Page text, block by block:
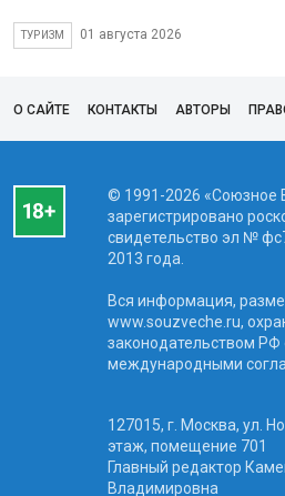
ТУРИЗМ 01 августа 2026
О САЙТЕ КОНТАКТЫ АВТОРЫ
© 1991-2026 «Союзное
зарегистрировано
свидетельство эл №
2013 года.
Вся информация,
www.souzveche.ru,
законодательством РФ
международными
127015, г. Москва, ул.
этаж, помещение 701
Главный редактор
Владимировна